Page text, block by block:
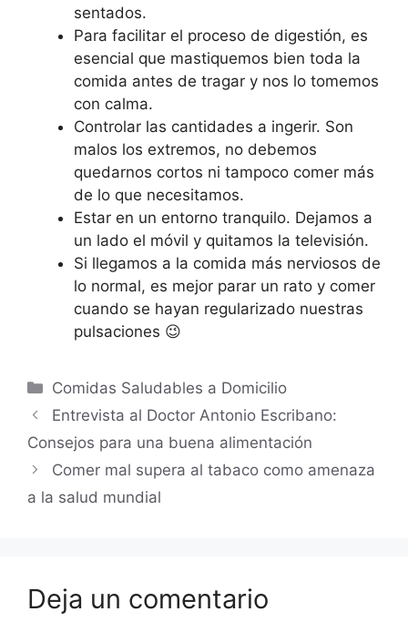
sentados.
Para facilitar el proceso de digestión, es
esencial que mastiquemos bien toda la
comida antes de tragar y nos lo tomemos
con calma.
Controlar las cantidades a ingerir. Son
malos los extremos, no debemos
quedarnos cortos ni tampoco comer más
de lo que necesitamos.
Estar en un entorno tranquilo. Dejamos a
un lado el móvil y quitamos la televisión.
Si llegamos a la comida más nerviosos de
lo normal, es mejor parar un rato y comer
cuando se hayan regularizado nuestras
pulsaciones 😉
Comidas Saludables a Domicilio
Entrevista al Doctor Antonio Escribano:
Consejos para una buena alimentación
Comer mal supera al tabaco como amenaza
a la salud mundial
Deja un comentario